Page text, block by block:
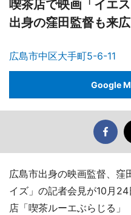
喫茶店で映画「イエ
出身の窪田監督も来広
広島市中区大手町5-6-11
Google
広島市出身の映画監督、窪
イズ」の記者会見が10月
店「喫茶ルーエぶらじる